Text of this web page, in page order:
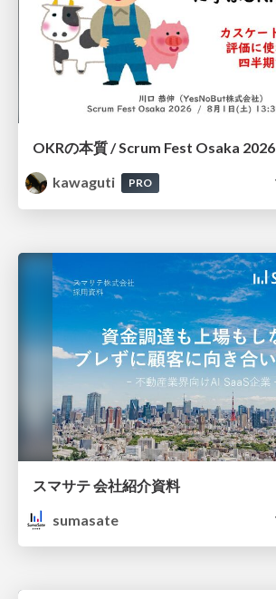
OKRの本質 / Scrum Fest Osaka 2026
kawaguti
PRO
スマサテ 会社紹介資料
sumasate